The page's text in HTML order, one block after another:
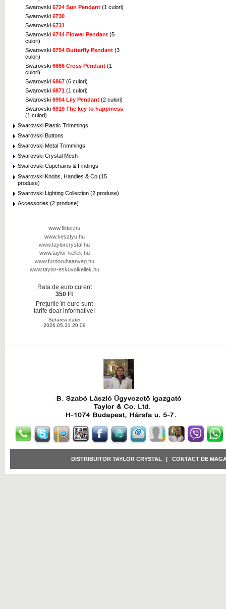
Swarovski 6724 Sun Pendant (1 culori)
Swarovski 6730
Swarovski 6731
Swarovski 6744 Flower Pendant (5
culori)
Swarovski 6754 Butterfly Pendant (3
culori)
Swarovski 6866 Cross Pendant (1
culori)
Swarovski 6867 (6 culori)
Swarovski 6871 (1 culori)
Swarovski 6904 Lily Pendant (2 culori)
Swarovski 6919 The key to happiness
(1 culori)
Swarovski Plastic Trimmings
Swarovski Buttons
Swarovski Metal Trimmings
Swarovski Crystal Mesh
Swarovski Cupchains & Findings
Swarovski Knobs, Handles & Co (15
produse)
Swarovski Lighting Collection (2 produse)
Accessories (2 produse)
www.flitter.hu
www.kesztyu.hu
www.taylorcrystal.hu
www.taylor-kellek.hu
www.furdoruhaanyag.hu
www.taylor-eskuvoikellek.hu
Rata de euro curent
350 Ft
Prețurile în euro sunt
tarife doar informative!
Setarea datei
2026.05.31 20:09
DISTRIBUITOR TAYLOR CRYSTAL CONTACT DE